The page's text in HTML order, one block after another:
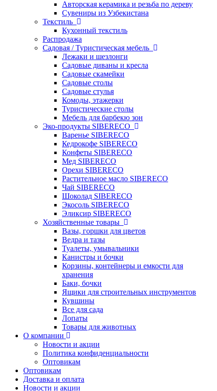
Авторская керамика и резьба по дереву
Сувениры из Узбекистана
Текстиль
Кухонный текстиль
Распродажа
Садовая / Туристическая мебель
Лежаки и шезлонги
Садовые диваны и кресла
Садовые скамейки
Садовые столы
Садовые стулья
Комоды, этажерки
Туристические столы
Мебель для барбекю зон
Эко-продукты SIBERECO
Варенье SIBERECO
Кедрокофе SIBERECO
Конфеты SIBERECO
Мед SIBERECO
Орехи SIBERECO
Растительное масло SIBERECO
Чай SIBERECO
Шоколад SIBERECO
Экосоль SIBERECO
Эликсир SIBERECO
Хозяйственные товары
Вазы, горшки для цветов
Ведра и тазы
Туалеты, умывальники
Канистры и бочки
Корзины, контейнеры и емкости для
хранения
Баки, бочки
Ящики для строительных инструментов
Кувшины
Все для сада
Лопаты
Товары для животных
О компании
Новости и акции
Политика конфиденциальности
Оптовикам
Оптовикам
Доставка и оплата
Новости и акции